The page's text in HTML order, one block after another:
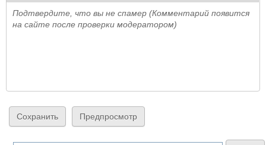
Подтвердите, что вы не спамер (Комментарий появится
на сайте после проверки модератором)